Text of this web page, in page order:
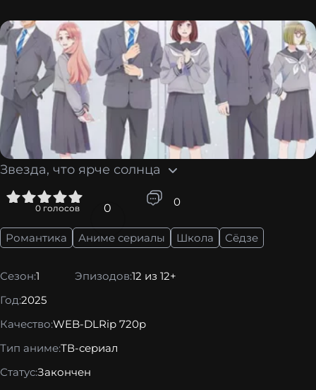
Звезда, что ярче солнца
0голосов 0 0
Романтика Аниме сериалы Школа Сёдзе
Сезон:1 Эпизодов:12 из 12+
Год:2025
Качество:WEB-DLRip 720p
Тип аниме:ТВ-сериал
Статус:Закончен